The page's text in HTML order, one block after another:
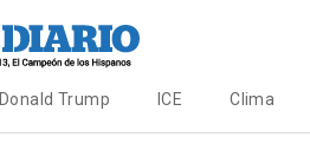
Donald Trump ICE Clima